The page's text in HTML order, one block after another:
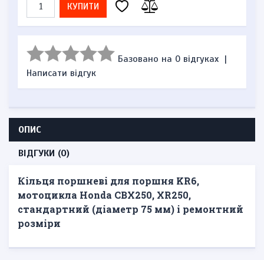
КУПИТИ
Базовано на 0 відгуках |
Написати відгук
ОПИС
ВІДГУКИ (0)
Кільця поршневі для поршня KR6,
мотоцикла Honda CBX250, XR250,
стандартний (діаметр 75 мм) і ремонтний
розміри